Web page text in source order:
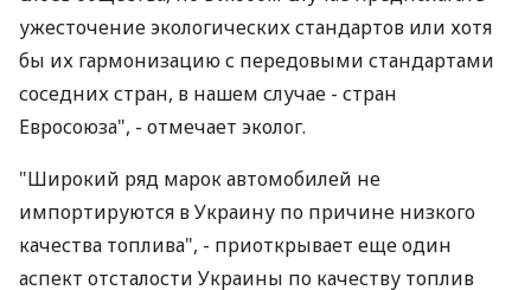
ужесточение экологических стандартов или хотя
бы их гармонизацию с передовыми стандартами
соседних стран, в нашем случае - стран
Евросоюза", - отмечает эколог.
"Широкий ряд марок автомобилей не
импортируются в Украину по причине низкого
качества топлива", - приоткрывает еще один
аспект отсталости Украины по качеству топлив